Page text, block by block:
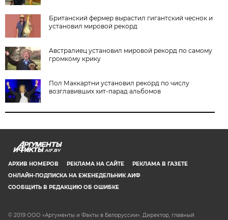
Британский фермер вырастил гигантский чеснок и
установил мировой рекорд
Австралиец установил мировой рекорд по самому
громкому крику
Пол Маккартни установил рекорд по числу
возглавивших хит-парад альбомов
AIF.BY
АРХИВ НОМЕРОВ РЕКЛАМА НА САЙТЕ
РЕКЛАМА В ГАЗЕТЕ
ОНЛАЙН-ПОДПИСКА НА ЕЖЕНЕДЕЛЬНИК АИФ
СООБЩИТЬ В РЕДАКЦИЮ ОБ ОШИБКЕ
© 2019 ООО «Аргументы и Факты в Белоруссии». Директор, главный